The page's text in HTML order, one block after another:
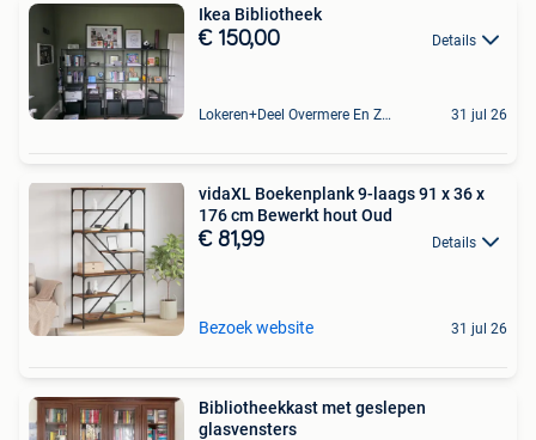
Ikea Bibliotheek
€ 150,00 Details
Lokeren+Deel Overmere En Zele 31 jul 26
vidaXL Boekenplank 9-laags 91 x 36 x
176 cm Bewerkt hout Oud
€ 81,99 Details
Bezoek website 31 jul 26
Bibliotheekkast met geslepen
glasvensters